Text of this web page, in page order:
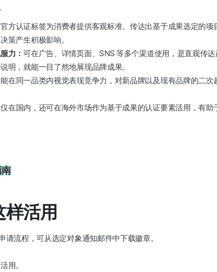
官方认证标签为消费者提供客观标准。传达出基于成果选定的项
策产生积极影响。
力：可在广告、详情页面、SNS 等多个渠道使用，是直观传
明，就能一目了然地展现品牌成果。
能在同一品类内视觉表现竞争力，对新品牌以及现有品牌的二次
在国内，还可在海外市场作为基于成果的认证要素活用，有助
样活用
请流程，可从选定对象通知邮件中下载徽章。
用。